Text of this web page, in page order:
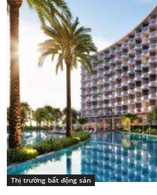
Thị trường bất động sản